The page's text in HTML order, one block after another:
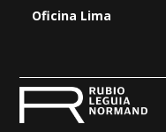
Oficina Lima